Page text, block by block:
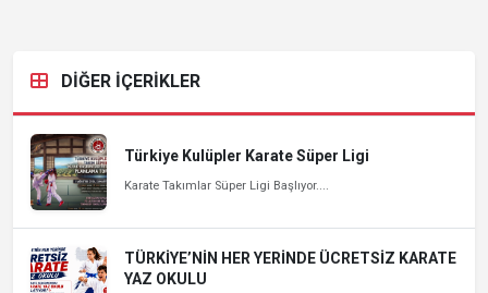
DİĞER İÇERİKLER
Türkiye Kulüpler Karate Süper Ligi
Karate Takımlar Süper Ligi Başlıyor....
TÜRKİYE’NİN HER YERİNDE ÜCRETSİZ KARATE
YAZ OKULU